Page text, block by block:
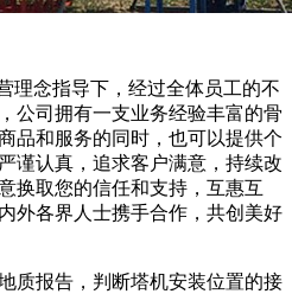
理念指导下，经过全体员工的不
公司拥有一支业务经验丰富的骨
品和服务的同时，也可以提供个
谨认真，追求客户满意，持续改
换取您的信任和支持，互惠互
外各界人士携手合作，共创美好
质报告，判断塔机安装位置的接